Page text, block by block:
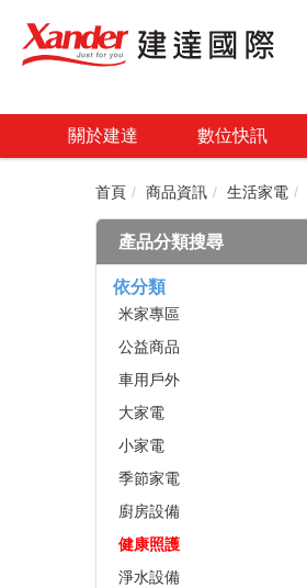
關於建達 數位快訊
首頁 商品資訊 生活家電
產品分類搜尋
依分類
米家專區
公益商品
車用戶外
大家電
小家電
季節家電
廚房設備
健康照護
淨水設備